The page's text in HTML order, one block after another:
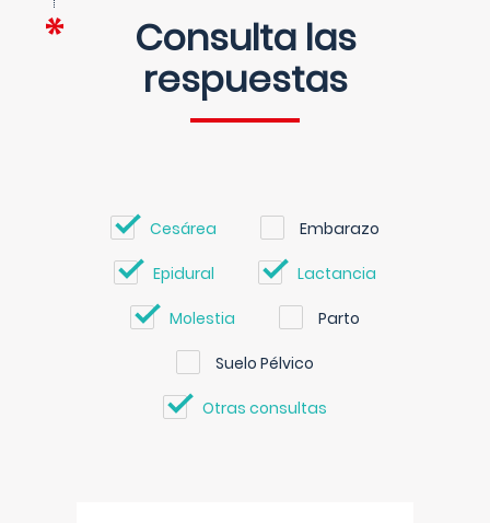
Consulta las
respuestas
Cesárea Embarazo
Epidural Lactancia
Molestia Parto
Suelo Pélvico
Otras consultas